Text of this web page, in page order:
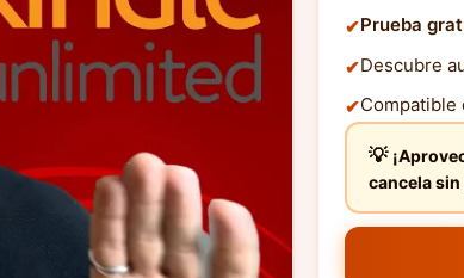
Prueba
Descubre
Compatible
cancela